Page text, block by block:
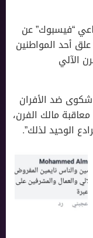
“فيسبوك” عن
أحد المواطنين
الآلي
شكوى ضد الأفران
مالك الفرن،
الوحيد لذلك”.